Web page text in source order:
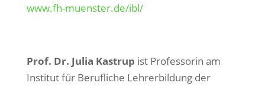
www.fh-muenster.de/ibl/
Prof. Dr. Julia Kastrup ist Professorin am
Institut für Berufliche Lehrerbildung der